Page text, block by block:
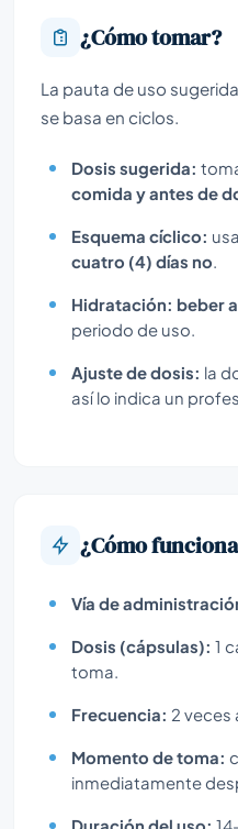
¿Cómo tomar?
La pauta de uso
se basa en ciclos.
Dosis sugerida:
comida y antes de
Esquema cíclico:
cuatro (4) días no
Hidratación: beber
periodo de uso.
Ajuste de dosis: la
así lo indica un
¿Cómo
Vía de
Dosis (cápsulas): 1
toma.
Frecuencia: 2 veces
Momento de toma:
inmediatamente